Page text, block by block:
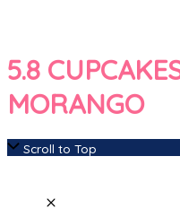
5.8
MORANGO
Scroll to Top